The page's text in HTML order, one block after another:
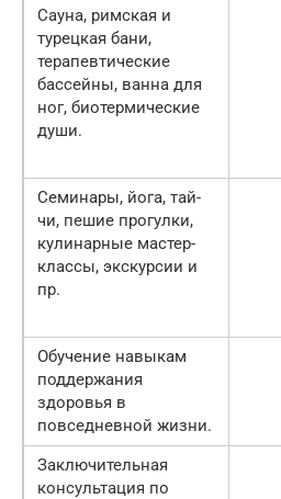
Сауна, римская и
турецкая бани,
терапевтические
бассейны, ванна для
ног, биотермические
души.
Семинары, йога, тай-
чи, пешие прогулки,
кулинарные мастер-
классы, экскурсии и
пр.
Обучение навыкам
поддержания
здоровья в
повседневной жизни.
Заключительная
консультация по